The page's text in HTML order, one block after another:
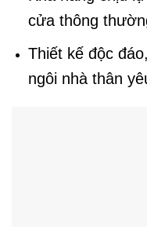
cửa thông
Thiết kế độc
ngôi nhà thân